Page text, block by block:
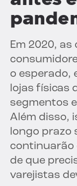
Em 2020,
o esperado,
lojas físicas
segmentos
Além disso,
longo prazo
continuarão
de que
varejistas